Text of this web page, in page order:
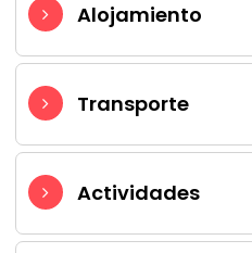
Alojamiento
Transporte
Actividades